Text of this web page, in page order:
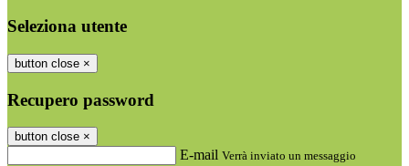
Seleziona utente
button close ×
Recupero password
button close ×
E-mail Verrà inviato un messaggio